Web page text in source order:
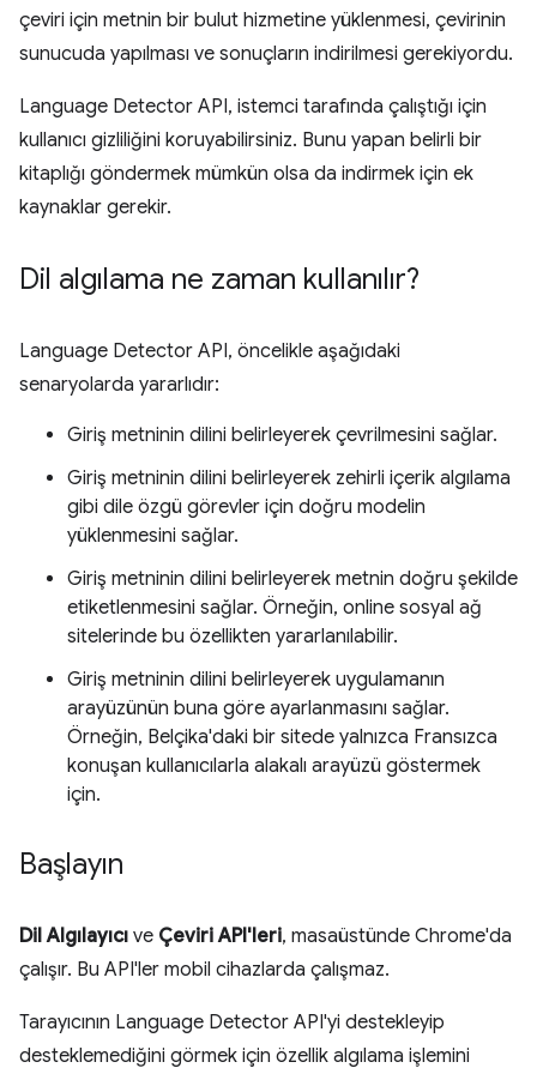
çeviri için metnin bir bulut hizmetine yüklenmesi, çevirinin
sunucuda yapılması ve sonuçların indirilmesi gerekiyordu.
Language Detector API, istemci tarafında çalıştığı için
kullanıcı gizliliğini koruyabilirsiniz. Bunu yapan belirli bir
kitaplığı göndermek mümkün olsa da indirmek için ek
kaynaklar gerekir.
Dil algılama ne zaman kullanılır?
Language Detector API, öncelikle aşağıdaki
senaryolarda yararlıdır:
Giriş metninin dilini belirleyerek çevrilmesini sağlar.
Giriş metninin dilini belirleyerek zehirli içerik algılama
gibi dile özgü görevler için doğru modelin
yüklenmesini sağlar.
Giriş metninin dilini belirleyerek metnin doğru şekilde
etiketlenmesini sağlar. Örneğin, online sosyal ağ
sitelerinde bu özellikten yararlanılabilir.
Giriş metninin dilini belirleyerek uygulamanın
arayüzünün buna göre ayarlanmasını sağlar.
Örneğin, Belçika'daki bir sitede yalnızca Fransızca
konuşan kullanıcılarla alakalı arayüzü göstermek
için.
Başlayın
Dil Algılayıcı ve Çeviri API'leri, masaüstünde Chrome'da
çalışır. Bu API'ler mobil cihazlarda çalışmaz.
Tarayıcının Language Detector API'yi destekleyip
desteklemediğini görmek için özellik algılama işlemini